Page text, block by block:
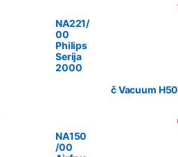
NA221/
00
Philips
Serija
2000
NA150
/00
č Vacuum H50